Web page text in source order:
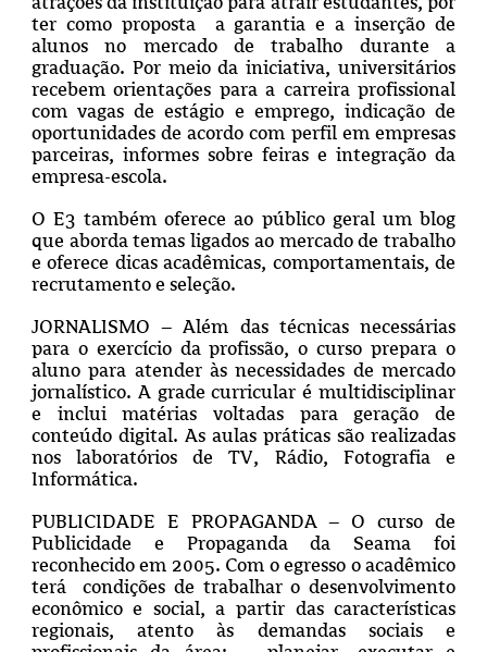
ter como proposta a garantia e a inserção de
alunos no mercado de trabalho durante a
graduação. Por meio da iniciativa, universitários
recebem orientações para a carreira profissional
com vagas de estágio e emprego, indicação de
oportunidades de acordo com perfil em empresas
parceiras, informes sobre feiras e integração da
empresa-escola.
O E3 também oferece ao público geral um blog
que aborda temas ligados ao mercado de trabalho
e oferece dicas acadêmicas, comportamentais, de
recrutamento e seleção.
JORNALISMO – Além das técnicas necessárias
para o exercício da profissão, o curso prepara o
aluno para atender às necessidades de mercado
jornalístico. A grade curricular é multidisciplinar
e inclui matérias voltadas para geração de
conteúdo digital. As aulas práticas são realizadas
nos laboratórios de TV, Rádio, Fotografia e
Informática.
PUBLICIDADE E PROPAGANDA – O curso de
Publicidade e Propaganda da Seama foi
reconhecido em 2005. Com o egresso o acadêmico
terá condições de trabalhar o desenvolvimento
econômico e social, a partir das características
regionais, atento às demandas sociais e